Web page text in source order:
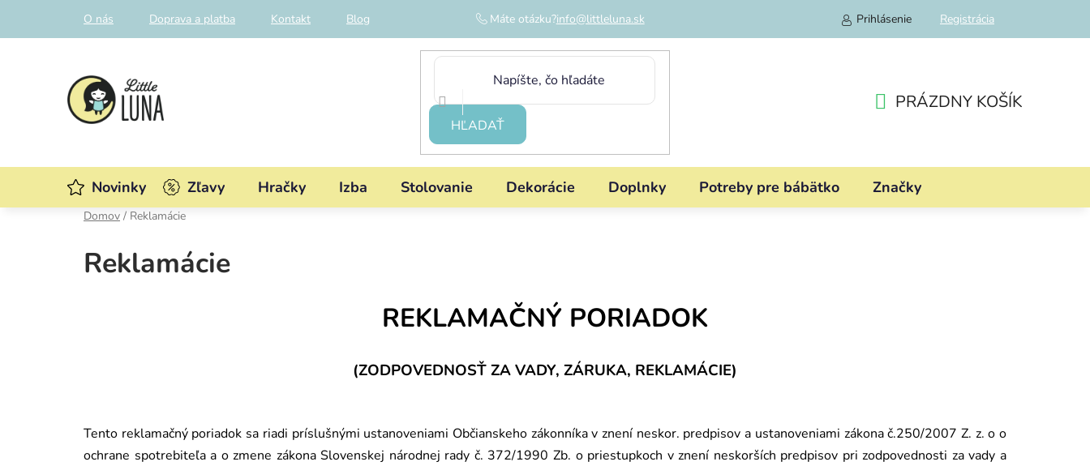
obsah
O nás Doprava a platba Kontakt Blog Máte otázku?info@littleluna.sk Prihlásenie Registrácia
HĽADAŤ
KOŠÍK
PRÁZDNY KOŠÍK
Novinky Zľavy Hračky Izba Stolovanie Dekorácie Doplnky Potreby pre bábätko Značky
Domov / Reklamácie
Reklamácie
REKLAMAČNÝ PORIADOK
(ZODPOVEDNOSŤZA VADY, ZÁRUKA, REKLAMÁCIE)
Tento reklamačný poriadok sa riadi príslušnými ustanoveniami Občianskeho zákonníka v znení neskor. predpisov a ustanoveniami zákona č.250/2007 Z. z. o o
ochrane spotrebiteľa a o zmene zákona Slovenskej národnej rady č. 372/1990 Zb. o priestupkoch v znení neskorších predpisov pri zodpovednosti za vady a